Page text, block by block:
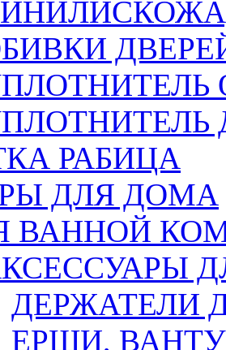
РАБИЦА
ДЛЯ ДОМА
ВАННОЙ
ДЕРЖАТЕЛИ
ЕРШИ,